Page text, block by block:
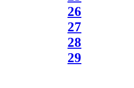
26
27
28
29